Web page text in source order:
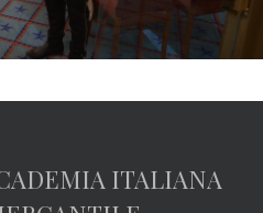
ITALIANA